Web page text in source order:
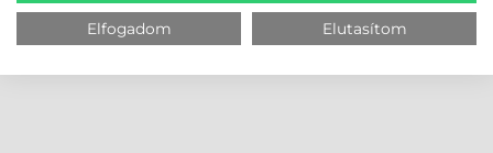
Elfogadom Elutasítom